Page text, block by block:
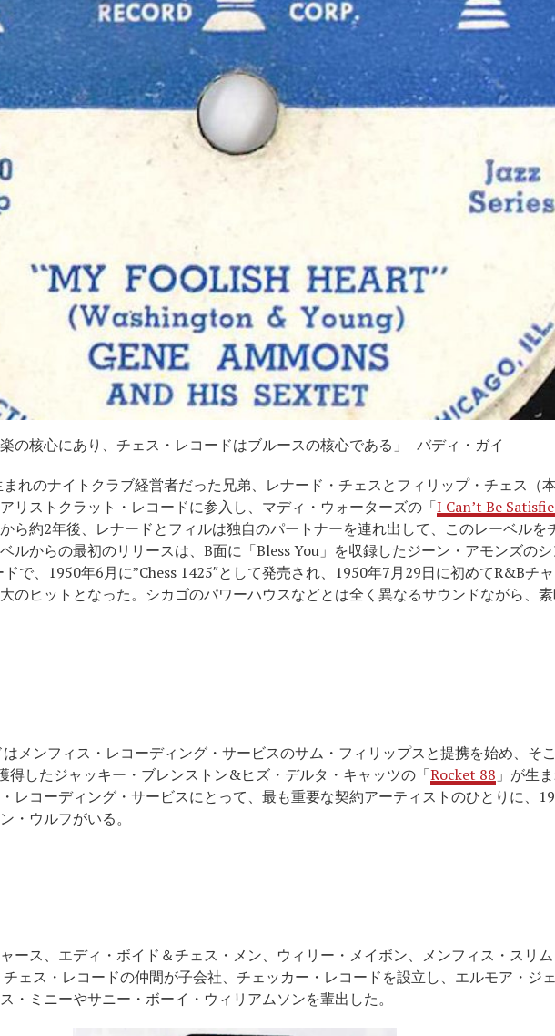
の核心にあり、チェス・レコードはブルースの核心である」–バディ・ガイ
れのナイトクラブ経営者だった兄弟、レナード・チェスとフィリップ・チェス（本
リストクラット・レコードに参入し、マディ・ウォーターズの「I Can’t Be
ら約2年後、レナードとフィルは独自のパートナーを連れ出して、このレーベルを
ルからの最初のリリースは、B面に「Bless You」を収録したジーン・アモンズの
ドで、1950年6月に”Chess 1425″として発売され、1950年7月29日に初めてR&Bチ
のヒットとなった。シカゴのパワーハウスなどとは全く異なるサウンドながら、
メンフィス・レコーディング・サービスのサム・フィリップスと提携を始め、そ
得したジャッキー・ブレンストン&ヒズ・デルタ・キャッツの「Rocket 88 」が生
レコーディング・サービスにとって、最も重要な契約アーティストのひとりに、
・ウルフがいる。
ース、エディ・ボイド＆チェス・メン、ウィリー・メイボン、メンフィス・スリ
ェス・レコードの仲間が子会社、チェッカー・レコードを設立し、エルモア・ジ
・ミニーやサニー・ボーイ・ウィリアムソンを輩出した。